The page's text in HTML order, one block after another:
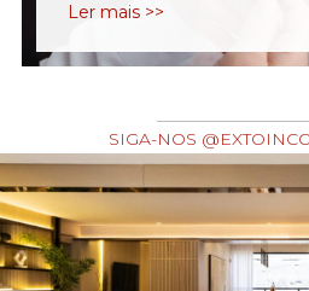
Ler mais >>
SIGA-NOS